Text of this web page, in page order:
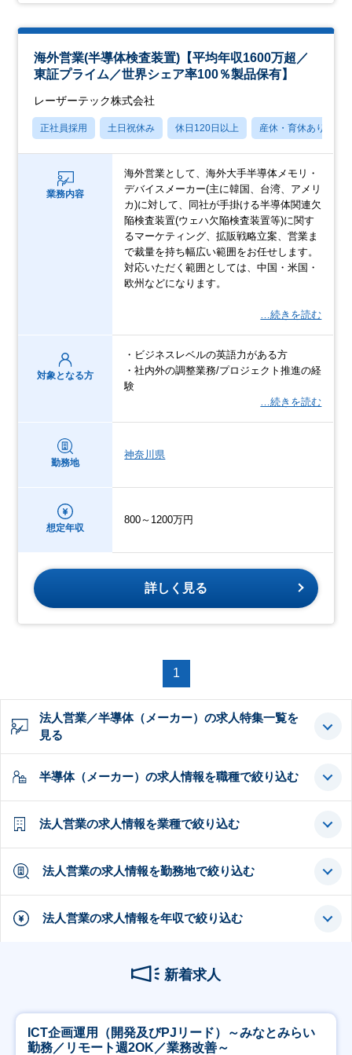
海外営業(半導体検査装置)【平均年収1600万超／
東証プライム／世界シェア率100％製品保有】
レーザーテック株式会社
正社員採用 土日祝休み 休日120日以上 産休・育休あり
業務内容
海外営業として、海外大手半導体メモリ・
デバイスメーカー(主に韓国、台湾、アメリ
カ)に対して、同社が手掛ける半導体関連欠
陥検査装置(ウェハ欠陥検査装置等)に関す
るマーケティング、拡販戦略立案、営業ま
で裁量を持ち幅広い範囲をお任せします。
対応いただく範囲としては、中国・米国・
欧州などになります。
…続きを読む
対象となる方
・ビジネスレベルの英語力がある方
・社内外の調整業務/プロジェクト推進の経
験
…続きを読む
勤務地
神奈川県
想定年収
800～1200万円
詳しく見る
1
法人営業／半導体（メーカー）の求人特集一覧を
見る
半導体（メーカー）の求人情報を職種で絞り込む
法人営業の求人情報を業種で絞り込む
法人営業の求人情報を勤務地で絞り込む
法人営業の求人情報を年収で絞り込む
新着求人
ICT企画運用（開発及びPJリード）～みなとみらい
勤務／リモート週2OK／業務改善～